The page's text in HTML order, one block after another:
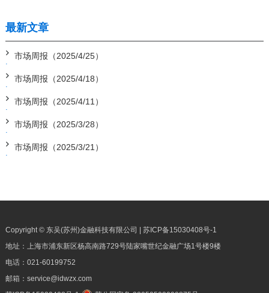
最新文章
市场周报（2025/4/25）
市场周报（2025/4/18）
市场周报（2025/4/11）
市场周报（2025/3/28）
市场周报（2025/3/21）
Copyright © 东吴(苏州)金融科技有限公司 | 苏ICP备15030408号-1
地址：上海市浦东新区杨高南路729号陆家嘴世纪金融广场1号楼9楼
电话： 021-60199752
邮箱： service@idwzx.com